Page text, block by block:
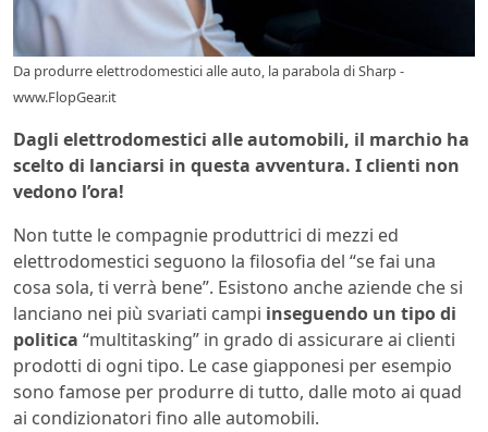
Da produrre elettrodomestici alle auto, la parabola di Sharp -
www.FlopGear.it
Dagli elettrodomestici alle automobili, il marchio ha
scelto di lanciarsi in questa avventura. I clienti non
vedono l’ora!
Non tutte le compagnie produttrici di mezzi ed
elettrodomestici seguono la filosofia del “se fai una
cosa sola, ti verrà bene”. Esistono anche aziende che si
lanciano nei più svariati campi inseguendo un tipo di
politica “multitasking” in grado di assicurare ai clienti
prodotti di ogni tipo. Le case giapponesi per esempio
sono famose per produrre di tutto, dalle moto ai quad
ai condizionatori fino alle automobili.